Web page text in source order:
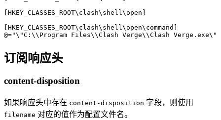
[HKEY_CLASSES_ROOT\c lash\s hell\open]
[HKEY_CLASSES_ROOT\c lash\s hell\open\command]
@="\"C: \\ Program Files\\Clash Verge\\Clash Verge.exe\"
订阅响应头
content-disposition
如果响应头中存在 content-disposition 字段，则使用
filename 对应的值作为配置文件名。